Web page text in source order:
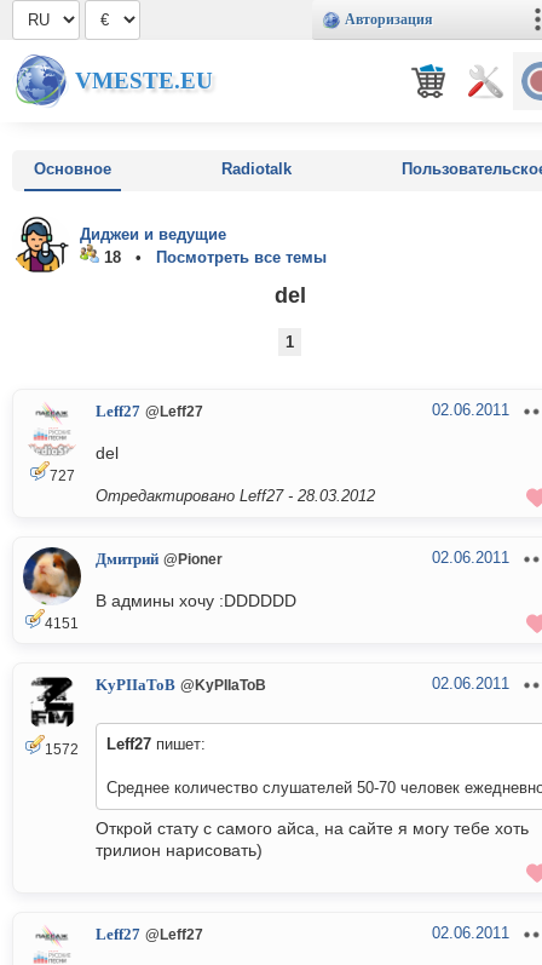
Авторизация
VMESTE.EU
Основное Radiotalk
Диджеи и ведущие
18 •
Посмотреть все темы
del
1
727
Leff27 @Leff27 02.06.2011
del
Отредактировано Leff27 - 28.03.2012
4151
Дмитрий @Pioner 02.06.2011
В админы хочу :DDDDDD
1572
KyPIIaToB @KyPIIaToB 02.06.2011
Leff27 пишет:
Среднее количество слушателей 50-70 человек
Открой стату с самого айса, на сайте я могу тебе хоть
трилион нарисовать)
Leff27 @Leff27 02.06.2011